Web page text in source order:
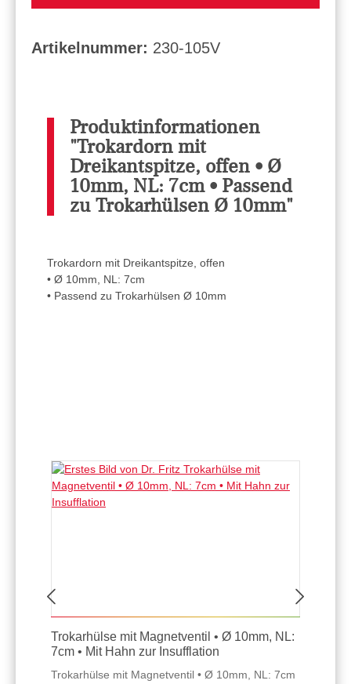
Artikelnummer: 230-105V
Produktinformationen
"Trokardorn mit
Dreikantspitze, offen • Ø
10mm, NL: 7cm • Passend
zu Trokarhülsen Ø 10mm"
Trokardorn mit Dreikantspitze, offen
• Ø 10mm, NL: 7cm
• Passend zu Trokarhülsen Ø 10mm
Trokarhülse mit Magnetventil • Ø 10mm, NL:
7cm • Mit Hahn zur Insufflation
Trokarhülse mit Magnetventil • Ø 10mm, NL: 7cm